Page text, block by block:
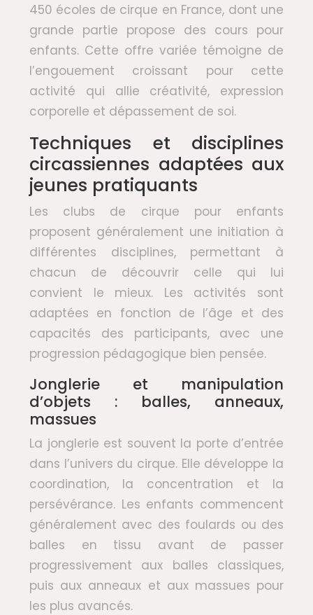
450 écoles de cirque en France, dont une
grande partie propose des cours pour
enfants. Cette offre variée témoigne de
l’engouement croissant pour cette
activité qui allie créativité, expression
corporelle et dépassement de soi.
Techniques et disciplines
circassiennes adaptées aux
jeunes pratiquants
Les clubs de cirque pour enfants
proposent généralement une initiation à
différentes disciplines, permettant à
chacun de découvrir celle qui lui
convient le mieux. Les activités sont
adaptées en fonction de l’âge et des
capacités des participants, avec une
progression pédagogique bien pensée.
Jonglerie et manipulation
d’objets : balles, anneaux,
massues
La jonglerie est souvent la porte d’entrée
dans l’univers du cirque. Elle développe la
coordination, la concentration et la
persévérance. Les enfants commencent
généralement avec des foulards ou des
balles en tissu avant de passer
progressivement aux balles classiques,
puis aux anneaux et aux massues pour
les plus avancés.